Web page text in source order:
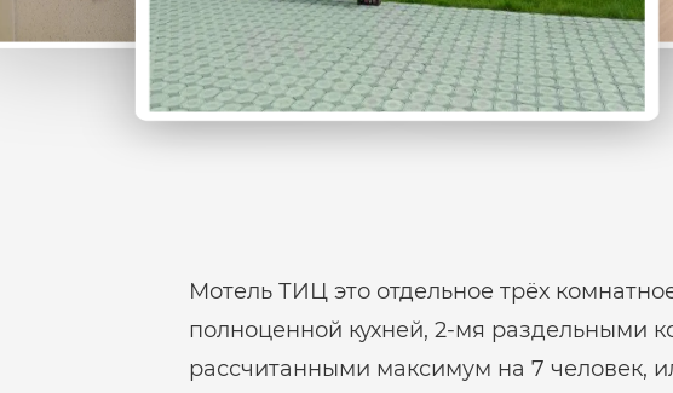
Мотель ТИЦ это отдельное трёх
полноценной кухней, 2-мя раздельными
рассчитанными максимум на 7 человек,